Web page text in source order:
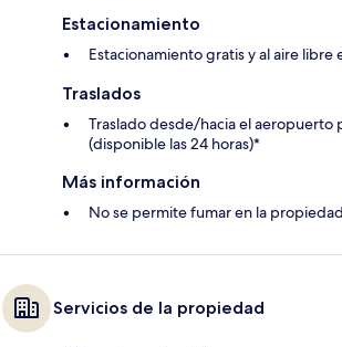
Estacionamiento
Estacionamiento gratis y al aire libre
Traslados
Traslado desde/hacia el aeropuerto
(disponible las 24 horas)*
Más información
No se permite fumar en la propiedad
Servicios de la propiedad